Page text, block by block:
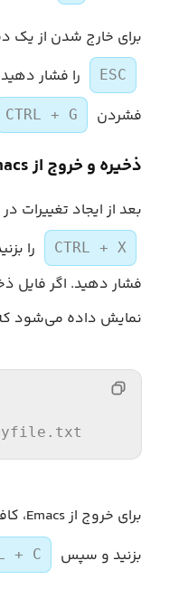
برای خارج شدن از یک
ESC
را فشار
فشردن
CTRL + G
ذخیره و خروج از Emacs
بعد از ایجاد تغییرات
CTRL + X را
فشار دهید. اگر فایل
نمایش داده می‌شود
myfile.txt
برای خروج از Emacs، کافی است
بزنید و سپس
+ C